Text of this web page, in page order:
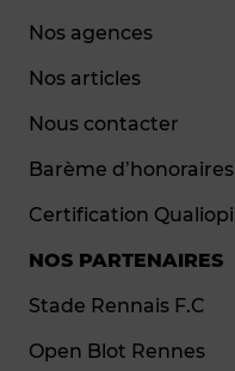
Nos agences
Nos articles
Nous contacter
Barème d’honoraires
Certification Qualiopi
NOS PARTENAIRES
Stade Rennais F.C
Open Blot Rennes